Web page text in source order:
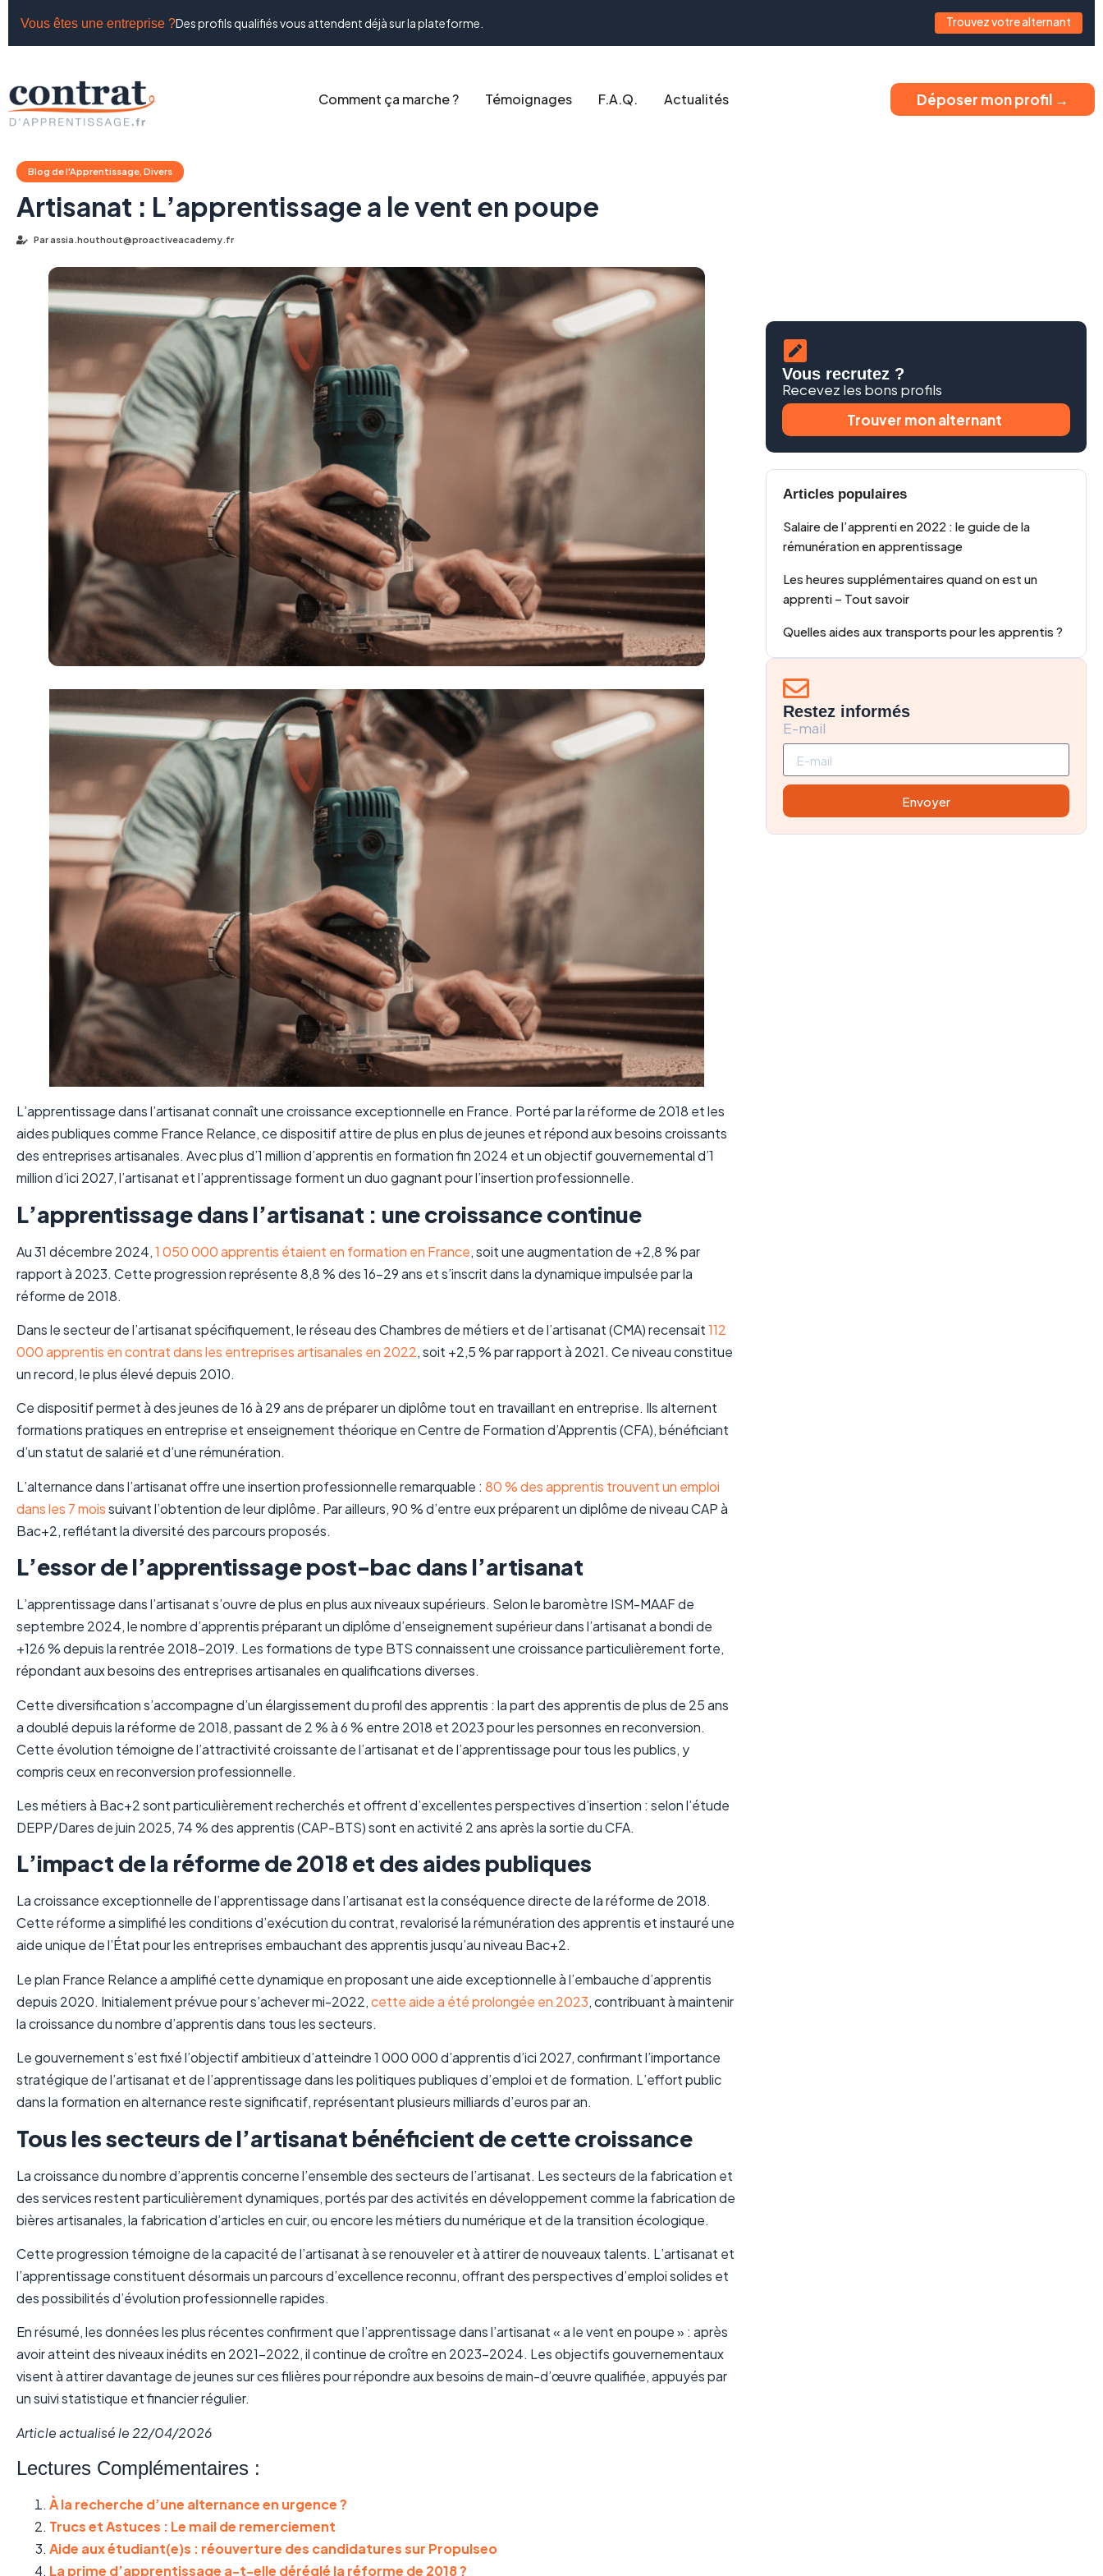
Vous êtes une entreprise ?Des profils qualifiés vous attendent déjà sur la plateforme. Trouvez votre alternant
Comment ça marche ? Témoignages F.A.Q. Actualités Déposer mon profil →
Blog de l'Apprentissage, Divers
Artisanat : L’apprentissage a le vent en poupe
Parassia.houthout@proactiveacademy.fr
L’apprentissage dans l’artisanat connaît une croissance exceptionnelle en France. Porté par la réforme de 2018 et les
aides publiques comme France Relance, ce dispositif attire de plus en plus de jeunes et répond aux besoins croissants
des entreprises artisanales. Avec plus d’1 million d’apprentis en formation fin 2024 et un objectif gouvernemental d’1
million d’ici 2027, l’artisanat et l’apprentissage forment un duo gagnant pour l’insertion professionnelle.
L’apprentissage dans l’artisanat : une croissance continue
Au 31 décembre 2024,1 050 000 apprentis étaient en formation en France, soit une augmentation de +2,8 % par
rapport à 2023. Cette progression représente 8,8 % des 16-29 ans et s’inscrit dans la dynamique impulsée par la
réforme de 2018.
Dans le secteur de l’artisanat spécifiquement, le réseau des Chambres de métiers et de l’artisanat (CMA) recensait112
000 apprentis en contrat dans les entreprises artisanales en 2022, soit +2,5 % par rapport à 2021. Ce niveau constitue
un record, le plus élevé depuis 2010.
Ce dispositif permet à des jeunes de 16 à 29 ans de préparer un diplôme tout en travaillant en entreprise. Ils alternent
formations pratiques en entreprise et enseignement théorique en Centre de Formation d’Apprentis (CFA), bénéficiant
d’un statut de salarié et d’une rémunération.
L’alternance dans l’artisanat offre une insertion professionnelle remarquable : 80 % des apprentis trouvent un emploi
dans les 7 moissuivant l’obtention de leur diplôme. Par ailleurs, 90 % d’entre eux préparent un diplôme de niveau CAP à
Bac+2, reflétant la diversité des parcours proposés.
L’essor de l’apprentissage post-bac dans l’artisanat
L’apprentissage dans l’artisanat s’ouvre de plus en plus aux niveaux supérieurs. Selon le baromètre ISM-MAAF de
septembre 2024, le nombre d’apprentis préparant un diplôme d’enseignement supérieur dans l’artisanat a bondi de
+126 % depuis la rentrée 2018-2019. Les formations de type BTS connaissent une croissance particulièrement forte,
répondant aux besoins des entreprises artisanales en qualifications diverses.
Cette diversification s’accompagne d’un élargissement du profil des apprentis : la part des apprentis de plus de 25 ans
a doublé depuis la réforme de 2018, passant de 2 % à 6 % entre 2018 et 2023 pour les personnes en reconversion.
Cette évolution témoigne de l’attractivité croissante de l’artisanat et de l’apprentissage pour tous les publics, y
compris ceux en reconversion professionnelle.
Les métiers à Bac+2 sont particulièrement recherchés et offrent d’excellentes perspectives d’insertion : selon l’étude
DEPP/Dares de juin 2025, 74 % des apprentis (CAP-BTS) sont en activité 2 ans après la sortie du CFA.
L’impact de la réforme de 2018 et des aides publiques
La croissance exceptionnelle de l’apprentissage dans l’artisanat est la conséquence directe de la réforme de 2018.
Cette réforme a simplifié les conditions d’exécution du contrat, revalorisé la rémunération des apprentis et instauré une
aide unique de l’État pour les entreprises embauchant des apprentis jusqu’au niveau Bac+2.
Le plan France Relance a amplifié cette dynamique en proposant une aide exceptionnelle à l’embauche d’apprentis
depuis 2020. Initialement prévue pour s’achever mi-2022,cette aide a été prolongée en 2023, contribuant à maintenir
la croissance du nombre d’apprentis dans tous les secteurs.
Le gouvernement s’est fixé l’objectif ambitieux d’atteindre 1 000 000 d’apprentis d’ici 2027, confirmant l’importance
stratégique de l’artisanat et de l’apprentissage dans les politiques publiques d’emploi et de formation. L’effort public
dans la formation en alternance reste significatif, représentant plusieurs milliards d’euros par an.
Tous les secteurs de l’artisanat bénéficient de cette croissance
La croissance du nombre d’apprentis concerne l’ensemble des secteurs de l’artisanat. Les secteurs de la fabrication et
des services restent particulièrement dynamiques, portés par des activités en développement comme la fabrication de
bières artisanales, la fabrication d’articles en cuir, ou encore les métiers du numérique et de la transition écologique.
Cette progression témoigne de la capacité de l’artisanat à se renouveler et à attirer de nouveaux talents. L’artisanat et
l’apprentissage constituent désormais un parcours d’excellence reconnu, offrant des perspectives d’emploi solides et
des possibilités d’évolution professionnelle rapides.
En résumé, les données les plus récentes confirment que l’apprentissage dans l’artisanat « a le vent en poupe » : après
avoir atteint des niveaux inédits en 2021-2022, il continue de croître en 2023-2024. Les objectifs gouvernementaux
visent à attirer davantage de jeunes sur ces filières pour répondre aux besoins de main-d’œuvre qualifiée, appuyés par
un suivi statistique et financier régulier.
Article actualisé le 22/04/2026
Lectures Complémentaires :
À la recherche d’une alternance en urgence ?
Trucs et Astuces : Le mail de remerciement
Aide aux étudiant(e)s : réouverture des candidatures sur Propulseo
La prime d’apprentissage a-t-elle déréglé la réforme de 2018 ?
Vous recrutez ?
Recevez les bons profils
Trouver mon alternant
Articles populaires
Salaire de l’apprenti en 2022 : le guide de la
rémunération en apprentissage
Les heures supplémentaires quand on est un
apprenti – Tout savoir
Quelles aides aux transports pour les apprentis ?
Restez informés
E-mail
Envoyer